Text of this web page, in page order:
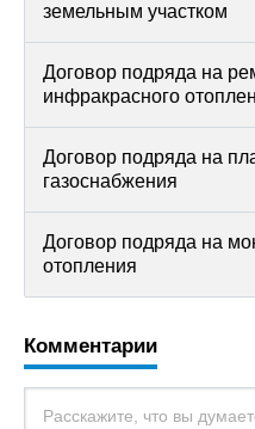
земельным участком
Договор подряда на
инфракрасного
Договор подряда на
газоснабжения
Договор подряда на
отопления
Комментарии